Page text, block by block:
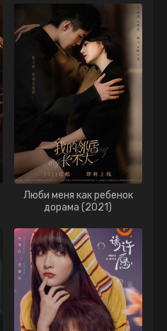
Люби меня как ребенок
дорама (2021)